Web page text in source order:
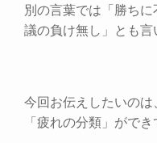
別の言葉では「勝ち
議の負け無し」とも言
今回お伝えしたいの
「疲れの分類」がで